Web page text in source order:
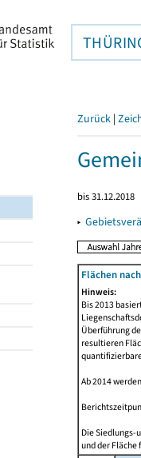
Zurück |
bis 31.12.2018
▸
Flächen
Hinweis:
Bis 2013
Überführung
resultieren
Ab 2014
Die Siedlungs-
und der Fläche